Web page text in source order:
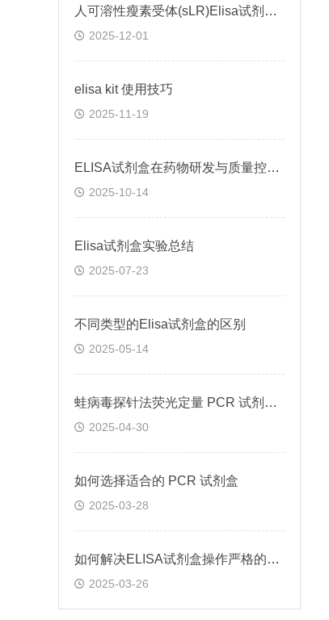
人可溶性瘦素受体(sLR)Elisa试剂盒可溶性受体的作用
2025-12-01
elisa kit 使用技巧
2025-11-19
ELISA试剂盒在药物研发与质量控制中的应用实践
2025-10-14
Elisa试剂盒实验总结
2025-07-23
不同类型的Elisa试剂盒的区别
2025-05-14
蛙病毒探针法荧光定量 PCR 试剂盒定量定性检测
2025-04-30
如何选择适合的 PCR 试剂盒
2025-03-28
如何解决ELISA试剂盒操作严格的问题
2025-03-26